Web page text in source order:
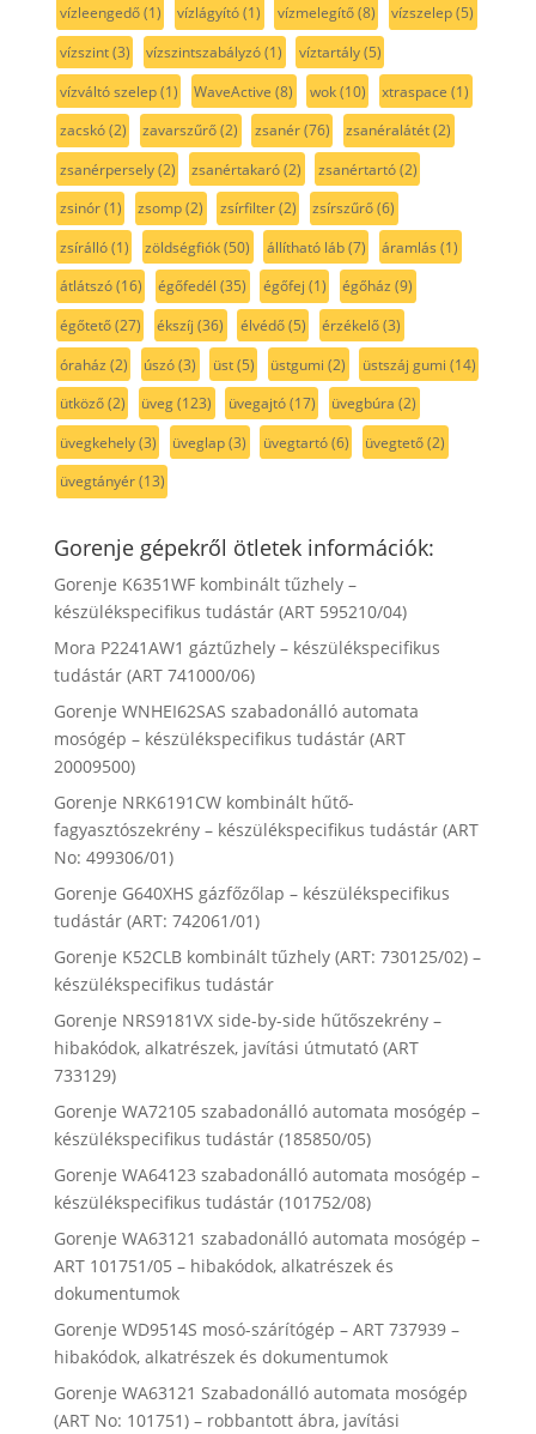
vízleengedő(1) vízlágyító(1) vízmelegítő(8) vízszelep(5)
vízszint(3) vízszintszabályzó(1) víztartály(5)
vízváltó szelep(1) WaveActive (8) wok(10) xtraspace (1)
zacskó(2) zavarszűrő(2) zsanér(76) zsanéralátét(2)
zsanérpersely(2) zsanértakaró(2) zsanértartó(2)
zsinór(1) zsomp(2) zsírfilter(2) zsírszűrő(6)
zsírálló(1) zöldségfiók(50) állítható láb(7) áramlás (1)
átlátszó(16) égőfedél (35) égőfej (1) égőház (9)
égőtető(27) ékszíj (36) élvédő(5) érzékelő(3)
óraház (2) úszó(3) üst(5) üstgumi (2) üstszáj gumi (14)
ütköző(2) üveg(123) üvegajtó(17) üvegbúra (2)
üvegkehely(3) üveglap(3) üvegtartó(6) üvegtető(2)
üvegtányér(13)
Gorenje gépekről ötletek információk:
Gorenje K6351WF kombinált tűzhely –
készülékspecifikus tudástár (ART 595210/04)
Mora P2241AW1 gáztűzhely – készülékspecifikus
tudástár (ART 741000/06)
Gorenje WNHEI62SAS szabadonálló automata
mosógép – készülékspecifikus tudástár (ART
20009500)
Gorenje NRK6191CW kombinált hűtő-
fagyasztószekrény – készülékspecifikus tudástár (ART
No: 499306/01)
Gorenje G640XHS gázfőzőlap – készülékspecifikus
tudástár (ART: 742061/01)
Gorenje K52CLB kombinált tűzhely (ART: 730125/02) –
készülékspecifikus tudástár
Gorenje NRS9181VX side-by-side hűtőszekrény –
hibakódok, alkatrészek, javítási útmutató (ART
733129)
Gorenje WA72105 szabadonálló automata mosógép –
készülékspecifikus tudástár (185850/05)
Gorenje WA64123 szabadonálló automata mosógép –
készülékspecifikus tudástár (101752/08)
Gorenje WA63121 szabadonálló automata mosógép –
ART 101751/05 – hibakódok, alkatrészek és
dokumentumok
Gorenje WD9514S mosó-szárítógép – ART 737939 –
hibakódok, alkatrészek és dokumentumok
Gorenje WA63121 Szabadonálló automata mosógép
(ART No: 101751) – robbantott ábra, javítási